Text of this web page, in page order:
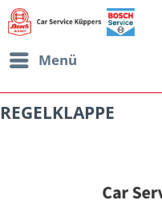
Menü
REGELKLAPPE